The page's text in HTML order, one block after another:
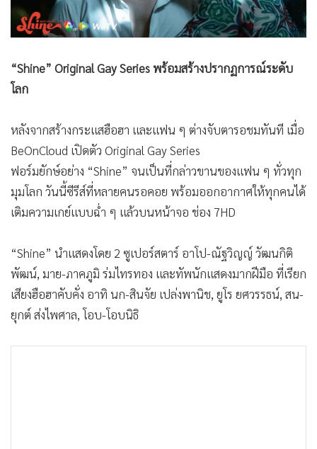
• ท่องเที่ยว
กีฬา
Special Scoop
• เศรษฐกิจ-ธุรกิจ
ชุมชน-คุณภาพชีวิต
อาชญากรรม
Motoring
• เกม
• SMEs
• หุ้น
• อินโดจีน
• กองทุนรวม
“Shine” Original Gay Series พร้อมสร้างปรากฏการณ์ระดับ
โลก
หลังจากสร้างกระแสฮือฮา และแฟน ๆ ต่างจับตารอชมทันที เมื่อ
BeOnCloud เปิดตัว Original Gay Series
ฟอร์มยักษ์อย่าง “Shine” จนเป็นที่กล่าวขานของแฟน ๆ ทั่วทุก
มุมโลก วันนี้ซีรีส์ที่หลายคนรอคอย พร้อมออกอากาศให้ทุกคนได้
เติมความเกย์แบบฉ่ำ ๆ แล้วบนหน้าจอ ช่อง 7HD
“Shine” นำแสดงโดย 2 ซูเปอร์สตาร์ อาโป-ณัฐวิญญ์ วัฒนกิติ
พัฒน์, มาย-ภาคภูมิ ร่มไทรทอง และทัพนักแสดงมากฝีมือ ที่เรียก
เสียงฮือฮาคับคั่ง อาทิ นก-สินจัย เปล่งพานิช, ยูโร ยศวรรธน์, สน-
ยุกต์ ส่งไพศาล, โอบ-โอบนิธิ